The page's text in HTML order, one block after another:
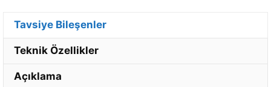
Tavsiye Bileşenler
Teknik Özellikler
Açıklama